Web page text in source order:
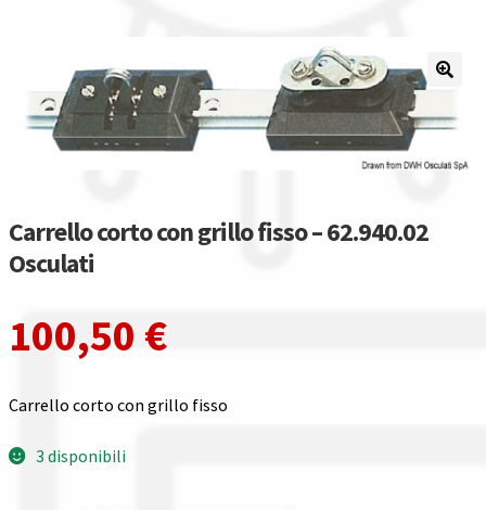
La nostra azienda
Acquisti in rete pubblica amministrazione
Assicurazione integrativa Garanzia3
Bonus fiscali 2025
Garanzia del produttore
Carrello corto con grillo fisso – 62.940.02
Osculati
100,50 €
Carrello corto con grillo fisso
3 disponibili